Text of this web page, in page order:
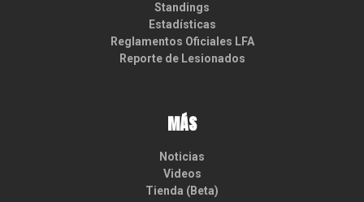
Standings
Estadísticas
Reglamentos Oficiales LFA
Reporte de Lesionados
MÁS
Noticias
Videos
Tienda (Beta)